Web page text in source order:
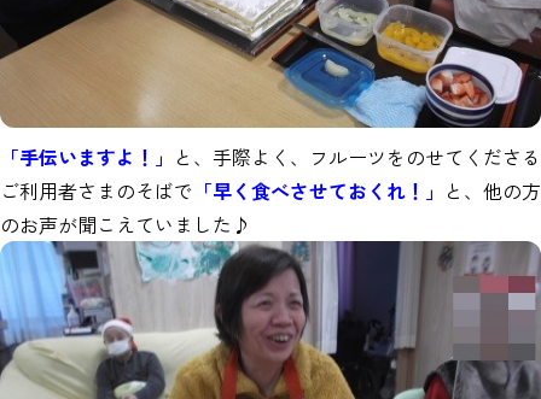
「手伝いますよ！」 と、手際よく、フルーツをのせてくださる
ご利用者さまのそばで 「早く食べさせておくれ！」 と、他の方
のお声が聞こえていました♪